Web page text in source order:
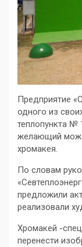
Предприятие
одного из
теплопункта №
желающий
хромакея.
По словам
предложили
реализовали
Хромакей -
перенести